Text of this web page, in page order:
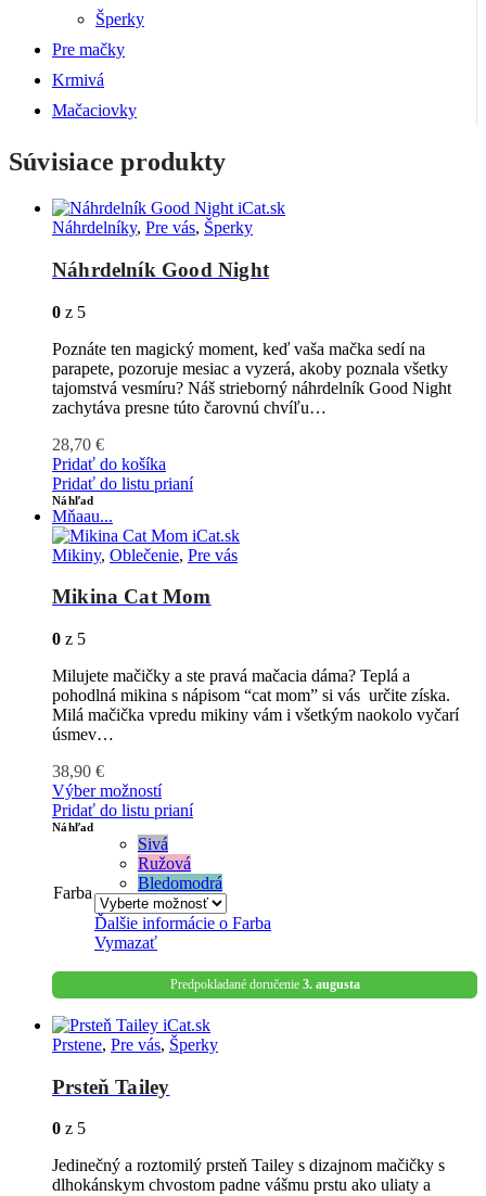
Šperky
Pre mačky
Krmivá
Mačaciovky
Súvisiace produkty
Náhrdelníky, Pre vás, Šperky
Náhrdelník Good Night
0 z 5
Poznáte ten magický moment, keď vaša mačka sedí na
parapete, pozoruje mesiac a vyzerá, akoby poznala všetky
tajomstvá vesmíru? Náš strieborný náhrdelník Good Night
zachytáva presne túto čarovnú chvíľu…
28,70 €
Pridať do košíka
Pridať do listu prianí
Náhľad
Mňaau...
Mikiny, Oblečenie, Pre vás
Mikina Cat Mom
0 z 5
Milujete mačičky a ste pravá mačacia dáma? Teplá a
pohodlná mikina s nápisom “cat mom” si vás určite získa.
Milá mačička vpredu mikiny vám i všetkým naokolo vyčarí
úsmev…
38,90 €
Výber možností
Pridať do listu prianí
Náhľad
Farba
Sivá
Ružová
Bledomodrá
Ďalšie informácie o Farba
Vymazať
Predpokladané doručenie 3. augusta
Prstene, Pre vás, Šperky
Prsteň Tailey
0 z 5
Jedinečný a roztomilý prsteň Tailey s dizajnom mačičky s
dlhokánskym chvostom padne vášmu prstu ako uliaty a